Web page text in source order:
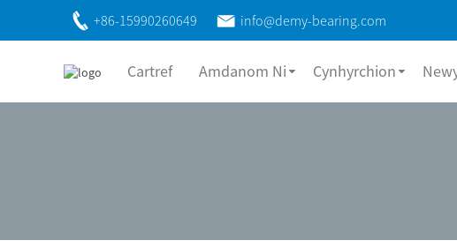
+86-15990260649 info@demy-bearing.com
Cartref Amdanom Ni Cynhyrchion